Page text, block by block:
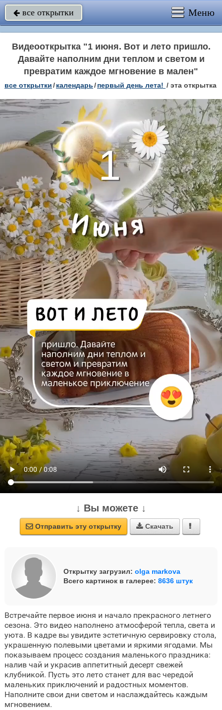
 все открытки Меню
Видеооткрытка "1 июня. Вот и лето пришло.
Давайте наполним дни теплом и светом и
превратим каждое мгновение в мален"
все открытки/календарь/первый день лета! / эта открытка
↓ Вы можете ↓
 Отправить эту открытку  Скачать 
Открытку загрузил: olga markova
Всего картинок в галерее: 8636 штук
Встречайте первое июня и начало прекрасного летнего
сезона. Это видео наполнено атмосферой тепла, света и
уюта. В кадре вы увидите эстетичную сервировку стола,
украшенную полевыми цветами и яркими ягодами. Мы
показываем процесс создания маленького праздника:
налив чай и украсив аппетитный десерт свежей
клубникой. Пусть это лето станет для вас чередой
маленьких приключений и радостных моментов.
Наполните свои дни светом и наслаждайтесь каждым
мгновением.